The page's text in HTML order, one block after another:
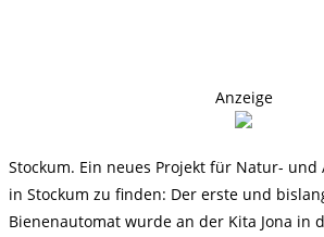
Anzeige
Stockum. Ein neues Projekt für Natur-
in Stockum zu finden: Der erste und
Bienenautomat wurde an der Kita Jona in